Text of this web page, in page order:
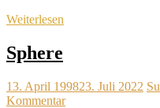
Weiterlesen
Sphere
13. April 199823. Juli 2022
Kommentar